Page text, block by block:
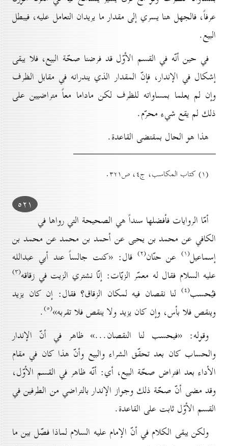
عرفاً، فالجهل هنا يسري إلى مقدار ما يريدان التعامل عليه، فيبطل
البيع.
في حين أنّه في القسم الأوّل قد فرضنا صحّة البيع، فلا يبقى
إشكال في الإندار، فإنّ المقدار الذي يندرانه في مقابل الظرف
وإن لم يعلما بمساواته للظرف لكن ماداما معاً متراضيين على
ذلك لم يقع شيء محرّم.
هذا هو الحال بمقتضى القاعدة.
(۱) کتاب المكاسب، ج٤، ص۳۲۱.
٥۲۱
أمّا الروايات فأفضلها سنداً هي الصحيحة التي رواها في
الكافي عن محمد بن يحيى عن أحمد بن محمد عن محمد بن
إسماعيل(۱) عن حنّان(۲)
قال: «كنت جالساً عند أبي عبدالله
عليه السلام فقال له معمّر الزيّات: إنّا نشتري الزيت في زقاقه(۳)
فيُحسب(٤)
لنا نقصان فيه لمكان الزقاق؟ فقال: إن كان يزيد
وينقص فلا بأس، وإن كان يزيد ولا ينقص فلا تقربه»(٥) .
وقوله: «فيحسب لنا النقصان...» ظاهر في أنّ الإندار
والحساب كان بعد تحقّق الشراء والبيع وأنّ هذا كان في مقام
الأداء بعد افتراض صحّة البيع، أي: أنّه ظاهر في القسم الأوّل،
وقد مضى أنّ صحّة ذلك وجواز الإندار بالتراضي من الطرفين في
القسم الأوّل ثابت على القاعدة.
ولكن يبقى الكلام في أنّ الإمام عليه السلام لماذا فصّل بين ما